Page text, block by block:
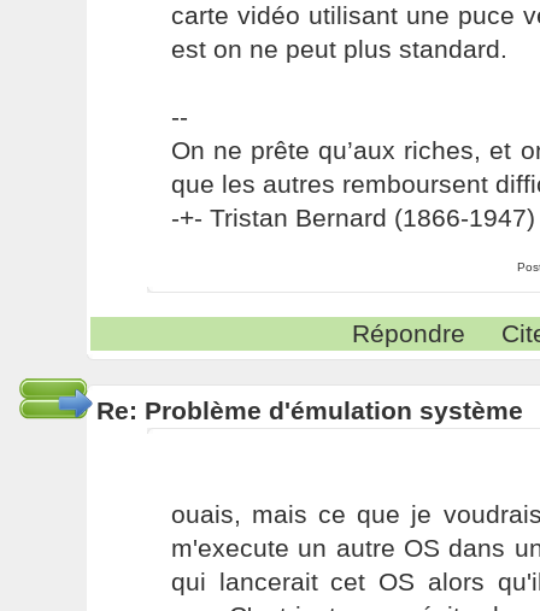
carte vidéo utilisant une puce
est on ne peut plus standard.
--
On ne prête qu’aux riches, et
que les autres remboursent
-+- Tristan Bernard (1866-1947)
Répondre
Re: Problème d'émulation système
ouais, mais ce que je
m'execute un autre OS dans
qui lancerait cet OS alors